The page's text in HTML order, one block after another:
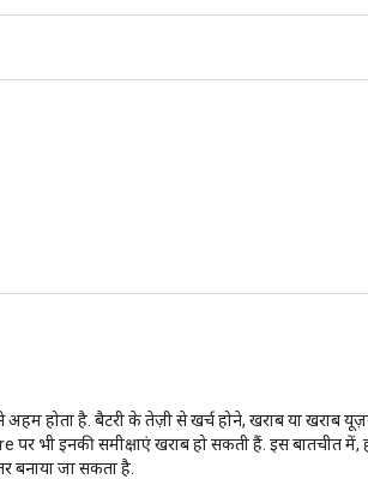
होता है. बैटरी के तेज़ी से खर्च होने, खराब या खराब
भी इनकी समीक्षाएं खराब हो सकती हैं. इस बातचीत
जा सकता है.